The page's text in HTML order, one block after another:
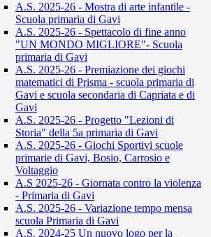
A.S. 2025-26 - Mostra di arte infantile -
Scuola primaria di Gavi
A.S. 2025-26 - Spettacolo di fine anno
"UN MONDO MIGLIORE"- Scuola
primaria di Gavi
A.S. 2025-26 - Premiazione dei giochi
matematici di Prisma - scuola primaria di
Gavi e scuola secondaria di Capriata e di
Gavi
A.S. 2025-26 - Progetto "Lezioni di
Storia" della 5a primaria di Gavi
A.S. 2025-26 - Giochi Sportivi scuole
primarie di Gavi, Bosio, Carrosio e
Voltaggio
A.S 2025-26 - Giornata contro la violenza
- Primaria di Gavi
A.S. 2025-26 - Variazione tempo mensa
scuola Primaria di Gavi
A.S. 2024-25 Un nuovo logo per la